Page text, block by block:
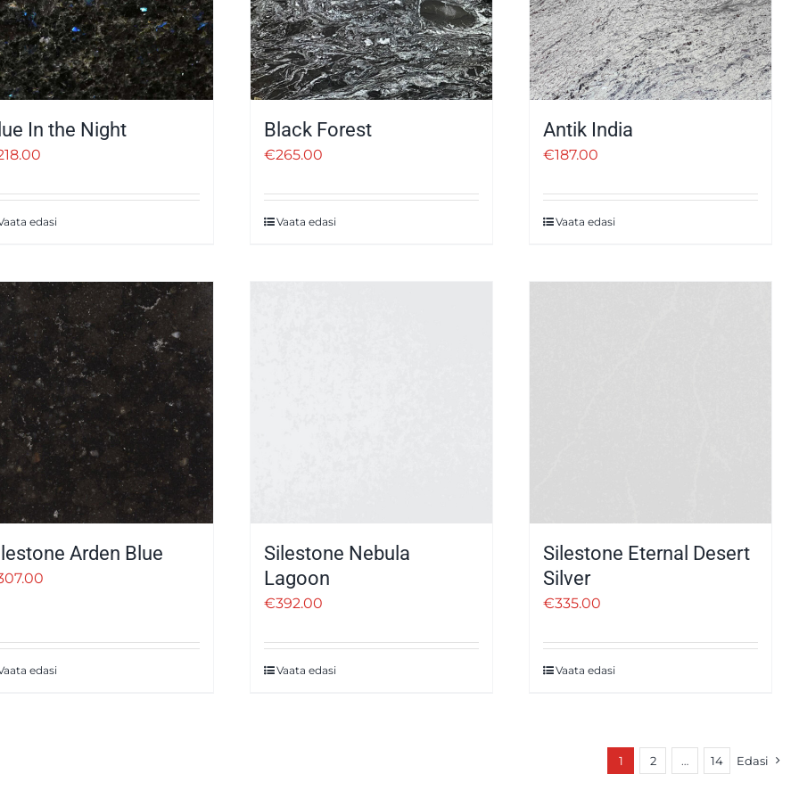
In the Night
edasi
Black Forest
€265.00
Vaata edasi
Antik India
€187.00
Vaata edasi
Arden Blue
edasi
Silestone Nebula
Lagoon
€392.00
Vaata edasi
Silestone Eternal Desert
Silver
€335.00
Vaata edasi
1 2 … 14 Edasi